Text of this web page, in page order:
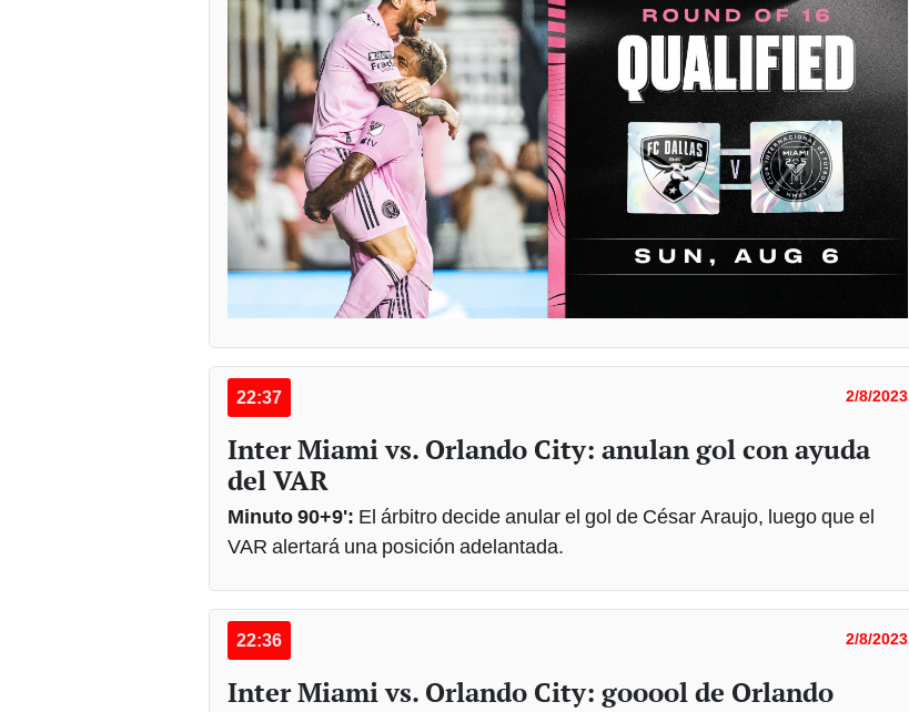
22:37 2/8/2023
Inter Miami vs. Orlando City: anulan gol con ayuda
del VAR
Minuto 90+9': El árbitro decide anular el gol de César Araujo, luego que el
VAR alertará una posición adelantada.
22:36 2/8/2023
Inter Miami vs. Orlando City: gooool de Orlando